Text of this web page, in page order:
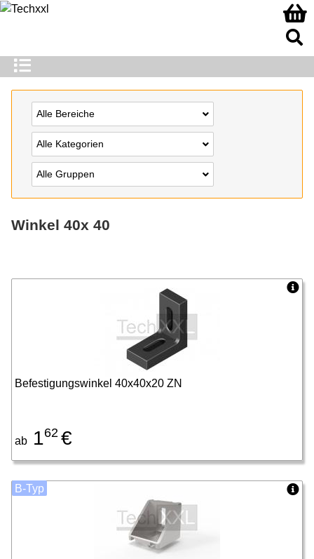
Alle Bereiche
Alle Kategorien
Alle Gruppen
Winkel 40x 40
Befestigungswinkel 40x40x20 ZN
ab 162 €
B-Typ